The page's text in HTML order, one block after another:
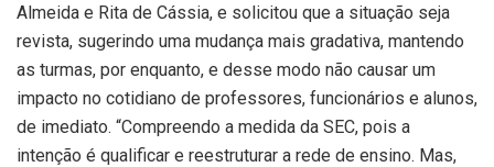
Almeida e Rita de Cássia, e solicitou que a situação seja
revista, sugerindo uma mudança mais gradativa, mantendo
as turmas, por enquanto, e desse modo não causar um
impacto no cotidiano de professores, funcionários e alunos,
de imediato. “Compreendo a medida da SEC, pois a
intenção é qualificar e reestruturar a rede de ensino. Mas,